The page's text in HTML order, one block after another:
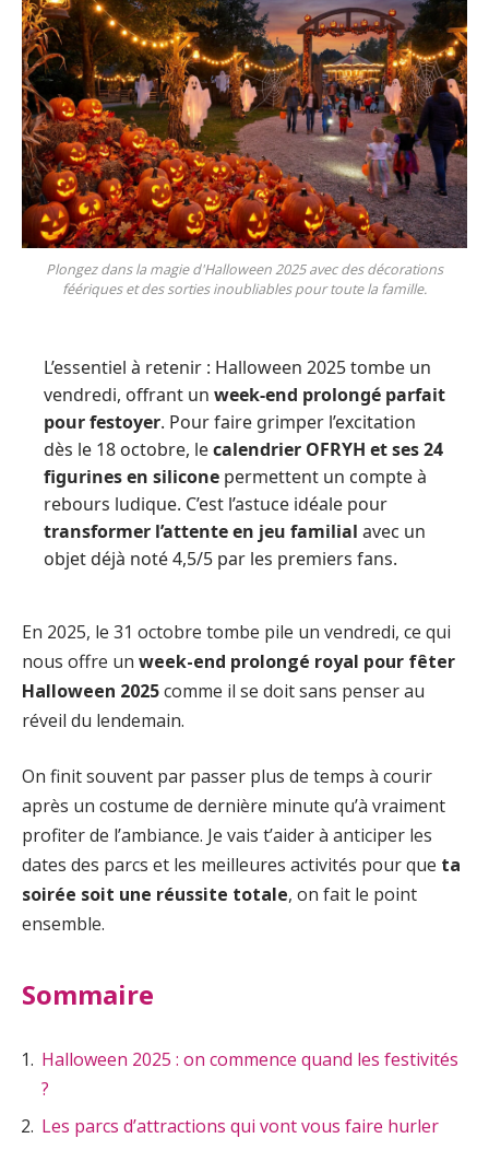
Plongez dans la magie d'Halloween 2025 avec des décorations
féériques et des sorties inoubliables pour toute la famille.
L’essentiel à retenir : Halloween 2025 tombe un
vendredi, offrant un week-end prolongé parfait
pour festoyer. Pour faire grimper l’excitation
dès le 18 octobre, lecalendrier OFRYH et ses 24
figurines en silicone permettent un compte à
rebours ludique. C’est l’astuce idéale pour
transformer l’attente en jeu familial avec un
objet déjà noté 4,5/5 par les premiers fans.
En 2025, le 31 octobre tombe pile un vendredi, ce qui
nous offre un week-end prolongé royal pour fêter
Halloween 2025comme il se doit sans penser au
réveil du lendemain.
On finit souvent par passer plus de temps à courir
après un costume de dernière minute qu’à vraiment
profiter de l’ambiance. Je vais t’aider à anticiper les
dates des parcs et les meilleures activités pour que ta
soirée soit une réussite totale, on fait le point
ensemble.
Sommaire
Halloween 2025 : on commence quand les festivités
?
Les parcs d’attractions qui vont vous faire hurler